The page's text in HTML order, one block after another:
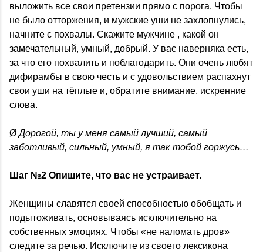
выложить все свои претензии прямо с порога. Чтобы
не было отторжения, и мужские уши не захлопнулись,
начните с похвалы. Скажите мужчине , какой он
замечательный, умный, добрый. У вас наверняка есть,
за что его похвалить и поблагодарить. Они очень любят
дифирамбы в свою честь и с удовольствием распахнут
свои уши на тёплые и, обратите внимание, искренние
слова.
ØДорогой, ты у меня самый лучший, самый
заботливый, сильный, умный, я так тобой горжусь…
Шаг №2 Опишите, что вас не устраивает.
Женщины славятся своей способностью обобщать и
подытоживать, основываясь исключительно на
собственных эмоциях. Чтобы «не наломать дров»
следите за речью. Исключите из своего лексикона